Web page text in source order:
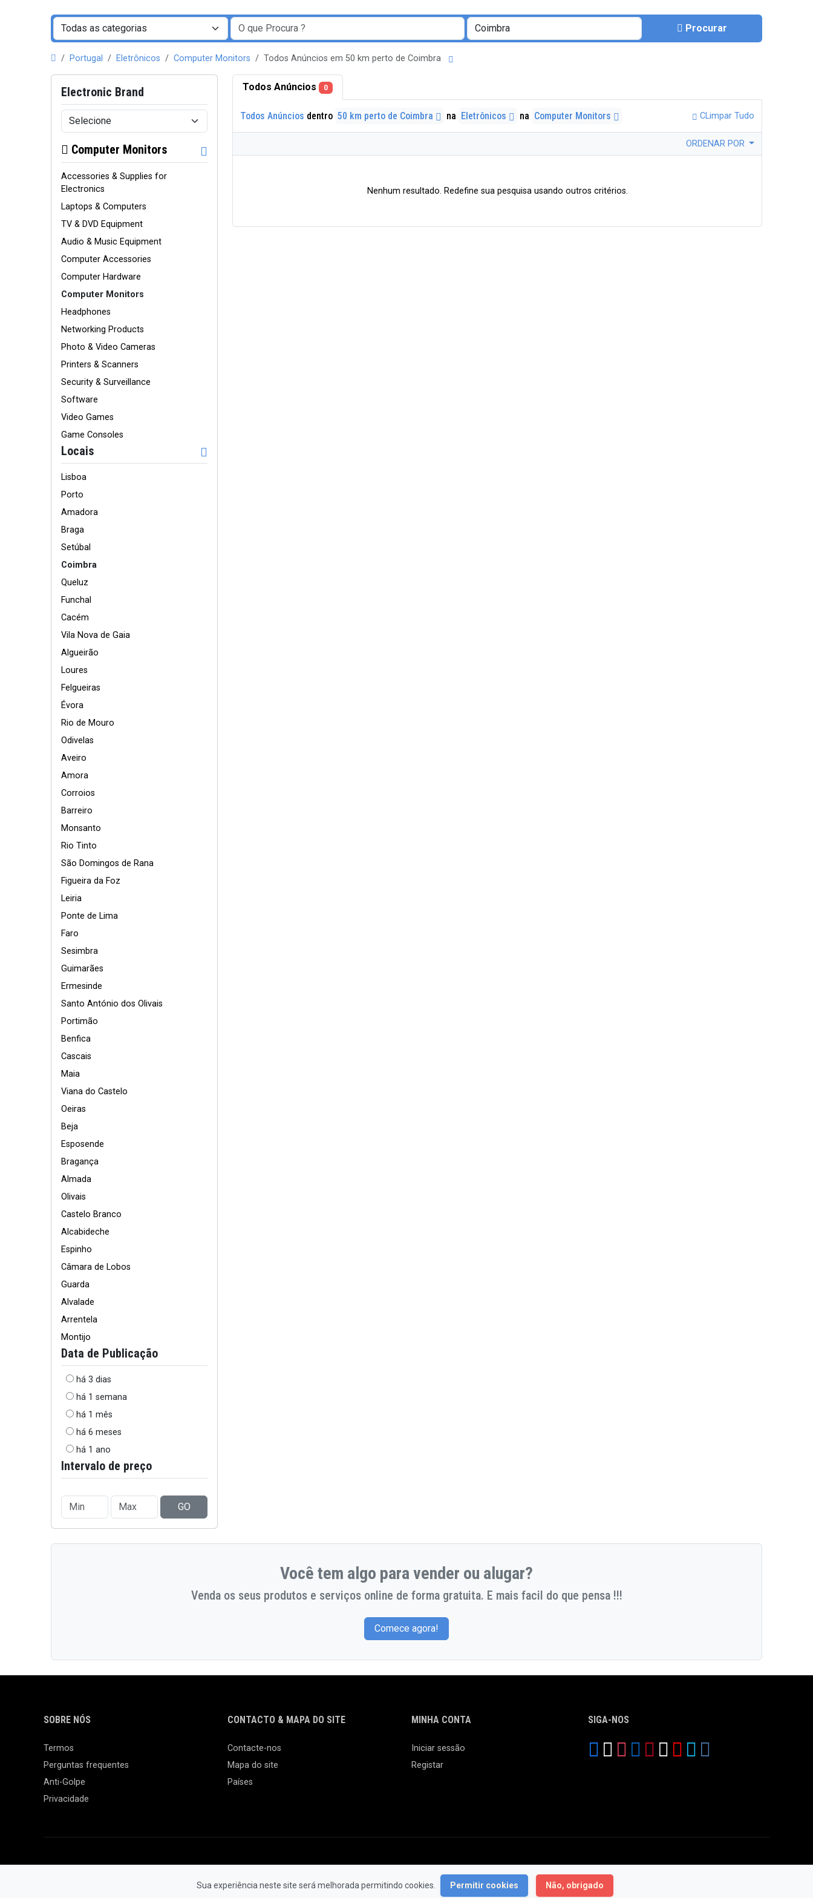
Procurar
Portugal Eletrônicos Computer Monitors Todos Anúncios em 50 km perto de Coimbra
Electronic Brand
Computer Monitors
Accessories & Supplies for
Electronics
Laptops & Computers
TV & DVD Equipment
Audio & Music Equipment
Computer Accessories
Computer Hardware
Computer Monitors
Headphones
Networking Products
Photo & Video Cameras
Printers & Scanners
Security & Surveillance
Software
Video Games
Game Consoles
Locais
Lisboa
Porto
Amadora
Braga
Setúbal
Coimbra
Queluz
Funchal
Cacém
Vila Nova de Gaia
Algueirão
Loures
Felgueiras
Évora
Rio de Mouro
Odivelas
Aveiro
Amora
Corroios
Barreiro
Monsanto
Rio Tinto
São Domingos de Rana
Figueira da Foz
Leiria
Ponte de Lima
Faro
Sesimbra
Guimarães
Ermesinde
Santo António dos Olivais
Portimão
Benfica
Cascais
Maia
Viana do Castelo
Oeiras
Beja
Esposende
Bragança
Almada
Olivais
Castelo Branco
Alcabideche
Espinho
Câmara de Lobos
Guarda
Alvalade
Arrentela
Montijo
Data de Publicação
há 3 dias
há 1 semana
há 1 mês
há 6 meses
há 1 ano
Intervalo de preço
GO
Todos Anúncios 0
Todos Anúncios dentro 50 km perto de Coimbra na Eletrônicos na Computer Monitors CLimpar Tudo
ORDENAR POR
Nenhum resultado. Redefine sua pesquisa usando outros critérios.
Você tem algo para vender ou alugar?
Venda os seus produtos e serviços online de forma gratuita. E mais facil do que pensa !!!
Comece agora!
Sua experiência neste site será melhorada permitindo cookies. Permitir cookies Não, obrigado
SOBRE NÓS
Termos
Perguntas frequentes
Anti-Golpe
Privacidade
CONTACTO & MAPA DO SITE
Contacte-nos
Mapa do site
Países
MINHA CONTA
Iniciar sessão
Registar
SIGA-NOS